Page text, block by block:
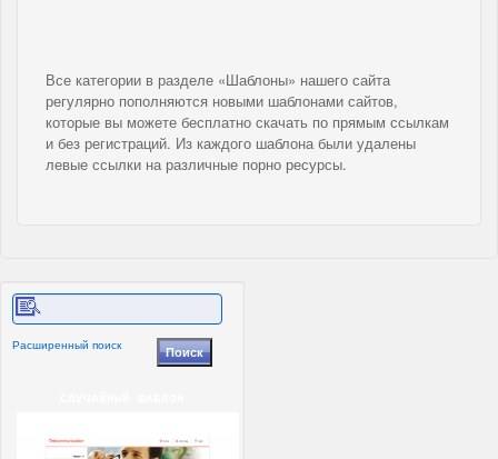
Все категории в разделе «Шаблоны» нашего сайта
регулярно пополняются новыми шаблонами сайтов,
которые вы можете бесплатно скачать по прямым ссылкам
и без регистраций. Из каждого шаблона были удалены
левые ссылки на различные порно ресурсы.
Расширенный поиск